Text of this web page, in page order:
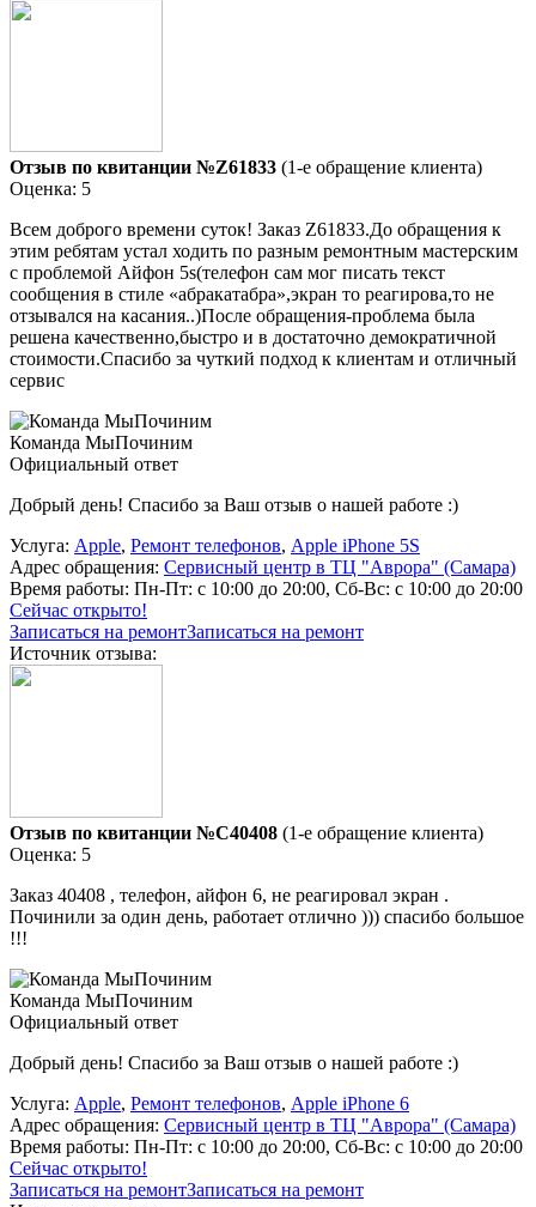
Отзыв по квитанции №Z61833 (1-е обращение клиента)
Оценка: 5
Всем доброго времени суток! Заказ Z61833.До обращения к
этим ребятам устал ходить по разным ремонтным мастерским
с проблемой Айфон 5s(телефон сам мог писать текст
сообщения в стиле «абракатабра»,экран то реагирова,то не
отзывался на касания..)После обращения-проблема была
решена качественно,быстро и в достаточно демократичной
стоимости.Спасибо за чуткий подход к клиентам и отличный
сервис
Команда МыПочиним
Официальный ответ
Добрый день! Спасибо за Ваш отзыв о нашей работе :)
Услуга: Apple, Ремонт телефонов, Apple iPhone 5S
Адрес обращения: Сервисный центр в ТЦ "Аврора" (Самара)
Время работы: Пн-Пт: с 10:00 до 20:00, Сб-Вс: с 10:00 до 20:00
Сейчас открыто!
Записаться на ремонтЗаписаться на ремонт
Источник отзыва:
Отзыв по квитанции №C40408 (1-е обращение клиента)
Оценка: 5
Заказ 40408 , телефон, айфон 6, не реагировал экран .
Починили за один день, работает отлично ))) спасибо большое
!!!
Команда МыПочиним
Официальный ответ
Добрый день! Спасибо за Ваш отзыв о нашей работе :)
Услуга: Apple, Ремонт телефонов, Apple iPhone 6
Адрес обращения: Сервисный центр в ТЦ "Аврора" (Самара)
Время работы: Пн-Пт: с 10:00 до 20:00, Сб-Вс: с 10:00 до 20:00
Сейчас открыто!
Записаться на ремонтЗаписаться на ремонт